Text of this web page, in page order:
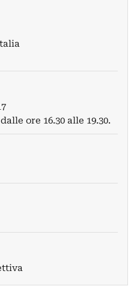
ore 16.30 alle 19.30.